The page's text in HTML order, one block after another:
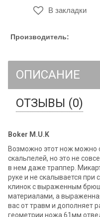
В закладки
Производитель:
ОПИСАНИЕ
ОТЗЫВЫ (0)
Boker M.U.K
Возможно этот нож можно
скальпелей, но это не
в нем даже траппер.
руке и не скалывается
клинок с выраженным
материалами, а
вас от травм и дополняет
геометрии ножа 61мм